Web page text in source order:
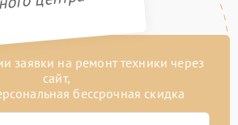
заявки на ремонт техники через
сайт,
бессрочная скидка